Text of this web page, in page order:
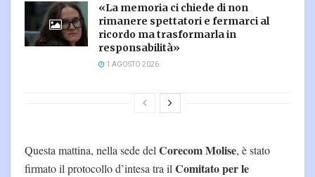
«La memoria ci chiede di non
rimanere spettatori e fermarci al
ricordo ma trasformarla in
responsabilità»
1 AGOSTO 2026
Questa mattina, nella sede del Corecom Molise, è stato
firmato il protocollo d’intesa tra il Comitato per le